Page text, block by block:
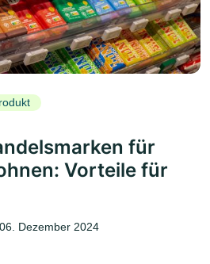
für
Vorteile für
06. Dezember 2024